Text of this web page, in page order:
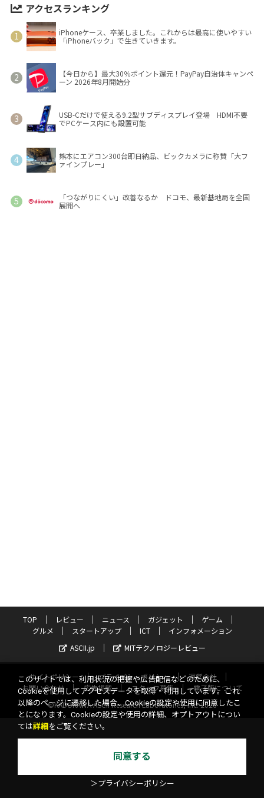
アクセスランキング
iPhoneケース、卒業しました。これからは最高に使いやすい
「iPhoneバック」で生きていきます。
【今日から】最大30％ポイント還元！PayPay自治体キャンペ
ーン 2026年8月開始分
USB-Cだけで使える9.2型サブディスプレイ登場 HDMI不要
でPCケース内にも設置可能
熊本にエアコン300台即日納品、ビックカメラに称賛「大フ
ァインプレー」
「つながりにくい」改善なるか ドコモ、最新基地局を全国
展開へ
TOP レビュー ニュース ガジェット
ゲーム
グルメ
スタートアップ ICT
インフォメーション
ASCII.jp
MITテクノロジーレビュー
サイトポリシー プライバシーポリシー
運営会社
お問い合わせ
広告掲載 スタッフ募集
電子版について
©KADOKAWA ASCII Research Laboratories, Inc. 2026
このサイトでは、利用状況の把握や広告配信などのために、
Cookieを使用してアクセスデータを取得・利用しています。これ
以降のページに遷移した場合、Cookieの設定や使用に同意したこ
とになります。Cookieの設定や使用の詳細、オプトアウトについ
ては詳細 をご覧ください。
同意する
＞プライバシーポリシー